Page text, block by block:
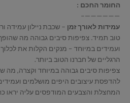
החומר החכם :
——————–
עמידות לאורך זמן – שכבת ניילון עמידה
טוב תמיד. צפיפות סיבים גבוהה מה
ועמידים במיוחד – מנקים הקלות את
הרגליים של חברנו הטוב ביותר.
צפיפות סיבים גבוהה במיוחד וקצרה,
להדפסת עיצובים היפים מושלמים
המחצלת והצבעים המודפסים עליה יראו